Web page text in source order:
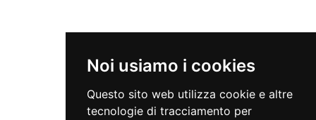
Noi usiamo i cookies
Questo sito web utilizza cookie e altre
tecnologie di tracciamento per